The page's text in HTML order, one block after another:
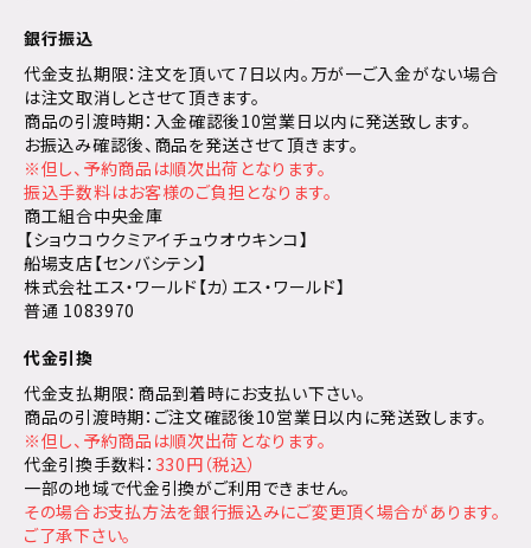
銀行振込
代金支払期限：注文を頂いて7日以内。万が一ご入金がない場合
は注文取消しとさせて頂きます。
商品の引渡時期：入金確認後10営業日以内に発送致します。
お振込み確認後、商品を発送させて頂きます。
※但し、予約商品は順次出荷となります。
振込手数料はお客様のご負担となります。
商工組合中央金庫
【ショウコウクミアイチュウオウキンコ】
船場支店【センバシテン】
株式会社エス・ワールド【カ）エス・ワールド】
普通 1083970
代金引換
代金支払期限：商品到着時にお支払い下さい。
商品の引渡時期：ご注文確認後10営業日以内に発送致します。
※但し、予約商品は順次出荷となります。
代金引換手数料： 330円（税込）
一部の地域で代金引換がご利用できません。
その場合お支払方法を銀行振込みにご変更頂く場合があります。
ご了承下さい。